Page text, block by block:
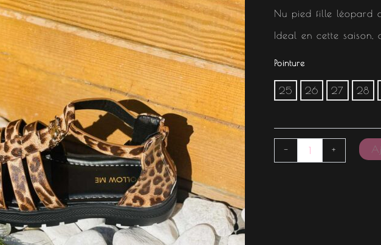
Nu pied fille léopard
Ideal en cette saison,
Pointure
25 26 27 28
- +